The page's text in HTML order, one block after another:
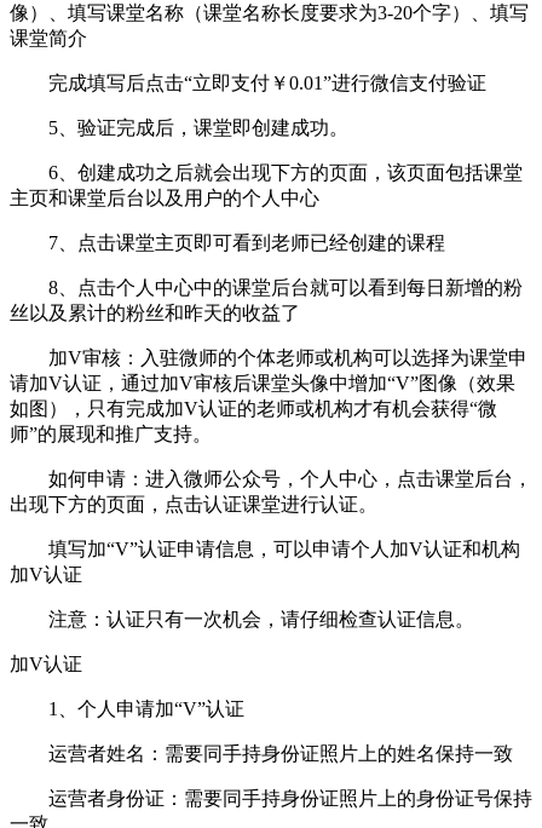
像）、填写课堂名称（课堂名称长度要求为3-20个字）、填写
课堂简介
完成填写后点击“立即支付￥0.01”进行微信支付验证
5、验证完成后，课堂即创建成功。
6、创建成功之后就会出现下方的页面，该页面包括课堂
主页和课堂后台以及用户的个人中心
7、点击课堂主页即可看到老师已经创建的课程
8、点击个人中心中的课堂后台就可以看到每日新增的粉
丝以及累计的粉丝和昨天的收益了
加V审核：入驻微师的个体老师或机构可以选择为课堂申
请加V认证，通过加V审核后课堂头像中增加“V”图像（效果
如图），只有完成加V认证的老师或机构才有机会获得“微
师”的展现和推广支持。
如何申请：进入微师公众号，个人中心，点击课堂后台，
出现下方的页面，点击认证课堂进行认证。
填写加“V”认证申请信息，可以申请个人加V认证和机构
加V认证
注意：认证只有一次机会，请仔细检查认证信息。
加V认证
1、个人申请加“V”认证
运营者姓名：需要同手持身份证照片上的姓名保持一致
运营者身份证：需要同手持身份证照片上的身份证号保持
一致